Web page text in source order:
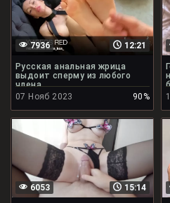
12:21
7936
Русская анальная жрица
выдоит сперму из любого
члена
07 Нояб 2023
90%
15:14
6053